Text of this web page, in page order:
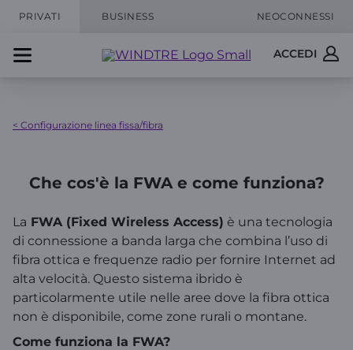
PRIVATI BUSINESS NEOCONNESSI
ACCEDI
< Configurazione linea fissa/fibra
Che cos'è la FWA e come funziona?
La FWA (Fixed Wireless Access) è una tecnologia
di connessione a banda larga che combina l’uso di
fibra ottica e frequenze radio per fornire Internet ad
alta velocità. Questo sistema ibrido è
particolarmente utile nelle aree dove la fibra ottica
non è disponibile, come zone rurali o montane.
Come funziona la FWA?